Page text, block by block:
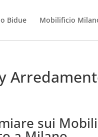
Bidue Mobilificio
sui